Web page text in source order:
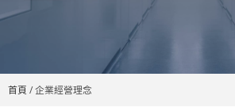
首頁 /企業經營理念